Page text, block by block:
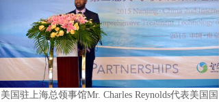
美国驻上海总领事馆Mr. Charles Reynolds代表美国国